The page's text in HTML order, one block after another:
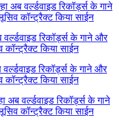
अब वर्ल्डवाइड रिकॉर्ड्स के गाने
कॉन्ट्रैक्ट किया साईन
वर्ल्डवाइड रिकॉर्ड्स के गाने और
कॉन्ट्रैक्ट किया साईन
वर्ल्डवाइड रिकॉर्ड्स के गाने और
कॉन्ट्रैक्ट किया साईन
अब वर्ल्डवाइड रिकॉर्ड्स के गाने
कॉन्ट्रैक्ट किया साईन